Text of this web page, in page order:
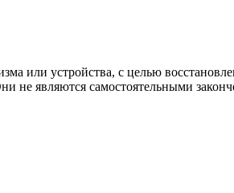
или устройства, с целью
не являются самостоятельными